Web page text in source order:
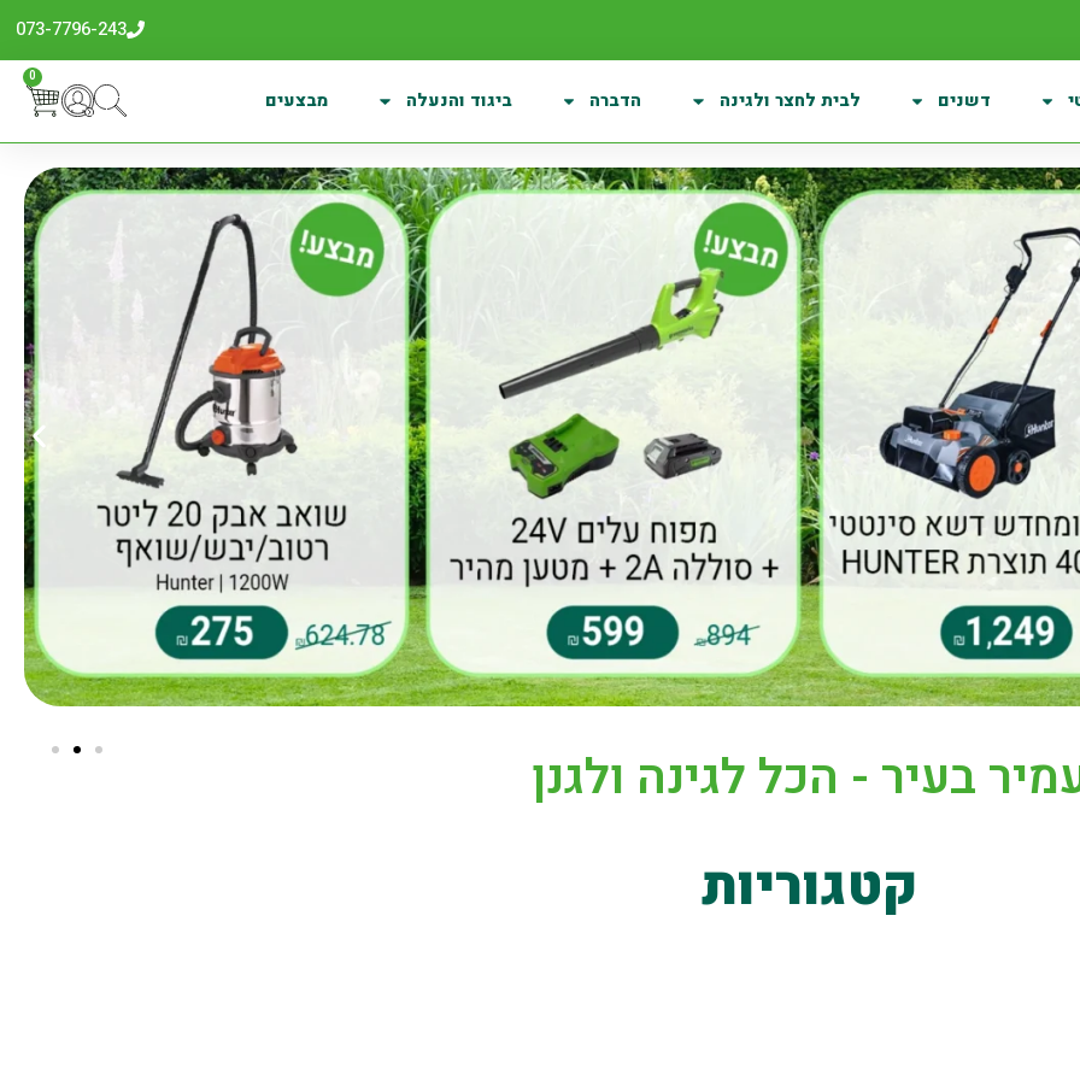
073-7796-243
דשנים לבית לחצר ולגינה הדברה ביגוד והנעלה מבצעים
0
בעיר - הכל לגינה ולגנן
קטגוריות